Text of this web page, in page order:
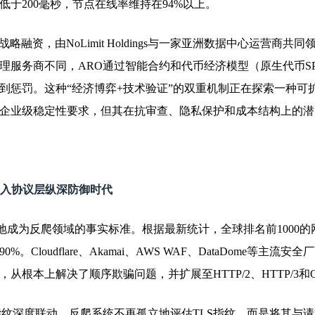
200毫秒，节点在线率维持在94%以上。
略融资，由NoLimit Holdings与一家亚洲数据中心运营商共
服务商不同，ARO通过智能合约和代币经济模型（原生代币
惩罚。这种“经济博弈+技术验证”的双重机制正在探索一种
业级稳定性要求，但其在抗审查、隐私保护和成本结构上的
协议层纵深防御时代
成为反爬领域的事实标准。根据最新统计，全球排名前1000
。Cloudflare、Akamai、AWS WAF、DataDome等主流安全
从根本上解决了顺序欺骗问题，并扩展至HTTP/2、HTTP/3和